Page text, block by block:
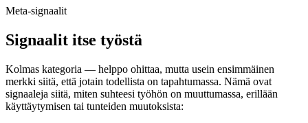
Meta-signaalit
Signaalit itse työstä
Kolmas kategoria — helppo ohittaa, mutta usein ensimmäinen
merkki siitä, että jotain todellista on tapahtumassa. Nämä ovat
signaaleja siitä, miten suhteesi työhön on muuttumassa, erillään
käyttäytymisen tai tunteiden muutoksista: